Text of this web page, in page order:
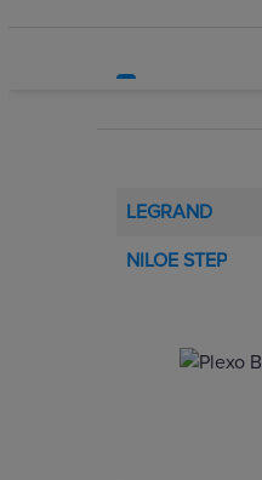
LEGRAND
NILOE STEP